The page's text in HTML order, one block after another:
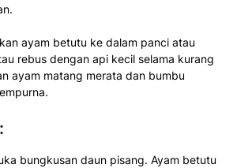
ayam betutu ke dalam panci atau
rebus dengan api kecil selama kurang
ayam matang merata dan bumbu
bungkusan daun pisang. Ayam betutu